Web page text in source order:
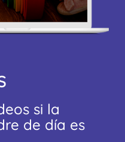
si la
de día es